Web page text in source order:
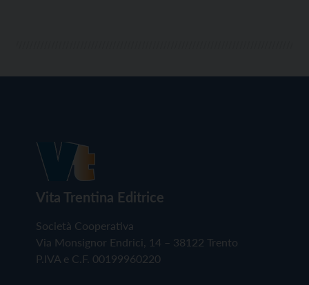
Vita Trentina Editrice
Società Cooperativa
Via Monsignor Endrici, 14 – 38122 Trento
P.IVA e C.F. 00199960220